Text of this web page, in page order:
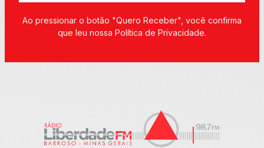
Ao pressionar o botão "Quero Receber", você confirma
que leu nossa Política de Privacidade.